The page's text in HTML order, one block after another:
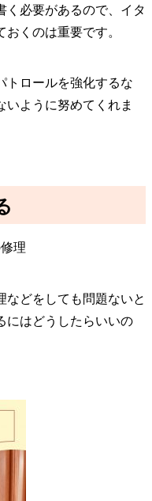
く必要があるので、イタ
くのは重要です。
トロールを強化するな
いように努めてくれま
などをしても問題ないと
にはどうしたらいいの